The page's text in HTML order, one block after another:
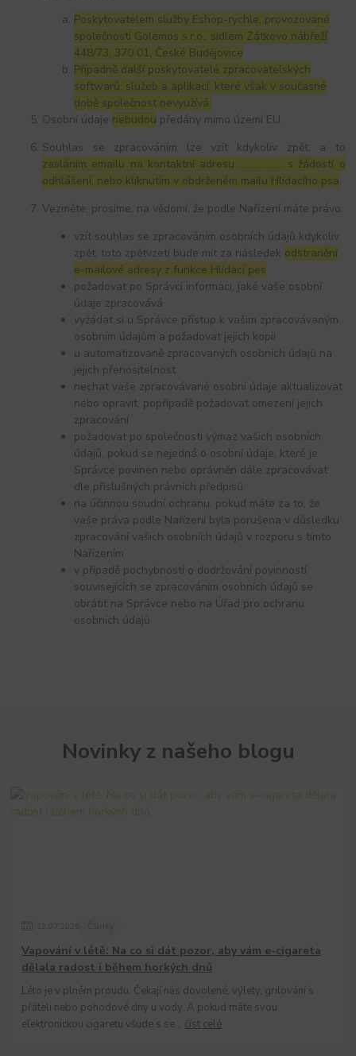
Poskytovatelem služby Eshop-rychle, provozované
společností Golemos s.r.o., sídlem Zátkovo nábřeží
448/73, 370 01, České Budějovice
Případně další poskytovatelé zpracovatelských
softwarů, služeb a aplikací, které však v současné
době společnost nevyužívá.
Osobní údaje nebudou předány mimo území EU.
Souhlas se zpracováním lze vzít kdykoliv zpět, a to
zasláním emailu na kontaktní adresu ..……………. s žádostí o
odhlášení, nebo kliknutím v obdrženém mailu Hlídacího psa.
Vezměte, prosíme, na vědomí, že podle Nařízení máte právo:
vzít souhlas se zpracováním osobních údajů kdykoliv
zpět, toto zpětvzetí bude mít za následek odstranění
e-mailové adresy z funkce Hlídací pes
požadovat po Správci informaci, jaké vaše osobní
údaje zpracovává
vyžádat si u Správce přístup k vašim zpracovávaným
osobním údajům a požadovat jejich kopii
u automatizovaně zpracovaných osobních údajů na
jejich přenositelnost
nechat vaše zpracovávané osobní údaje aktualizovat
nebo opravit, popřípadě požadovat omezení jejich
zpracování
požadovat po společnosti výmaz vašich osobních
údajů, pokud se nejedná o osobní údaje, které je
Správce povinen nebo oprávněn dále zpracovávat
dle příslušných právních předpisů
na účinnou soudní ochranu, pokud máte za to, že
vaše práva podle Nařízení byla porušena v důsledku
zpracování vašich osobních údajů v rozporu s tímto
Nařízením
v případě pochybností o dodržování povinností
souvisejících se zpracováním osobních údajů se
obrátit na Správce nebo na Úřad pro ochranu
osobních údajů
Novinky z našeho blogu
Vapování v létě: Na co si dát pozor, aby vám e-cigareta
dělala radost i během horkých dnů
Léto je v plném proudu. Čekají nás dovolené, výlety, grilování s
přáteli nebo pohodové dny u vody. A pokud máte svou
elektronickou cigaretu všude s se... číst celé